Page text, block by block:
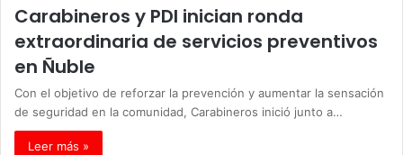
Carabineros y PDI inician ronda
extraordinaria de servicios preventivos
en Ñuble
Con el objetivo de reforzar la prevención y aumentar la sensación
de seguridad en la comunidad, Carabineros inició junto a…
Leer más »